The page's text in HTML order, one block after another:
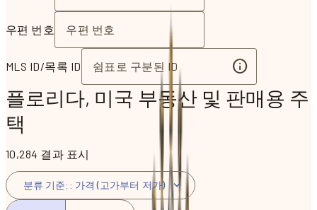
우편 번호
MLS ID/목록 ID
플로리다, 미국 부동산 및 판매용 주
택
10,284 결과 표시
분류 기준: : 가격 (고가부터 저가)